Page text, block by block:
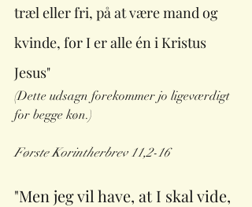
træl eller fri, på at være mand og
kvinde, for I er alle én i Kristus
Jesus"
(Dette udsagn forekommer jo ligeværdigt
for begge køn.)
Første Korintherbrev 11,2-16
"Men jeg vil have, at I skal vide,